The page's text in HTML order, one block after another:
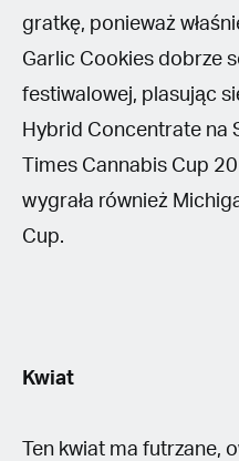
gratkę, ponieważ
Garlic Cookies dobrze
festiwalowej, plasując
Hybrid Concentrate na
Times Cannabis Cup
wygrała również
Cup.
Kwiat
Ten kwiat ma futrzane,